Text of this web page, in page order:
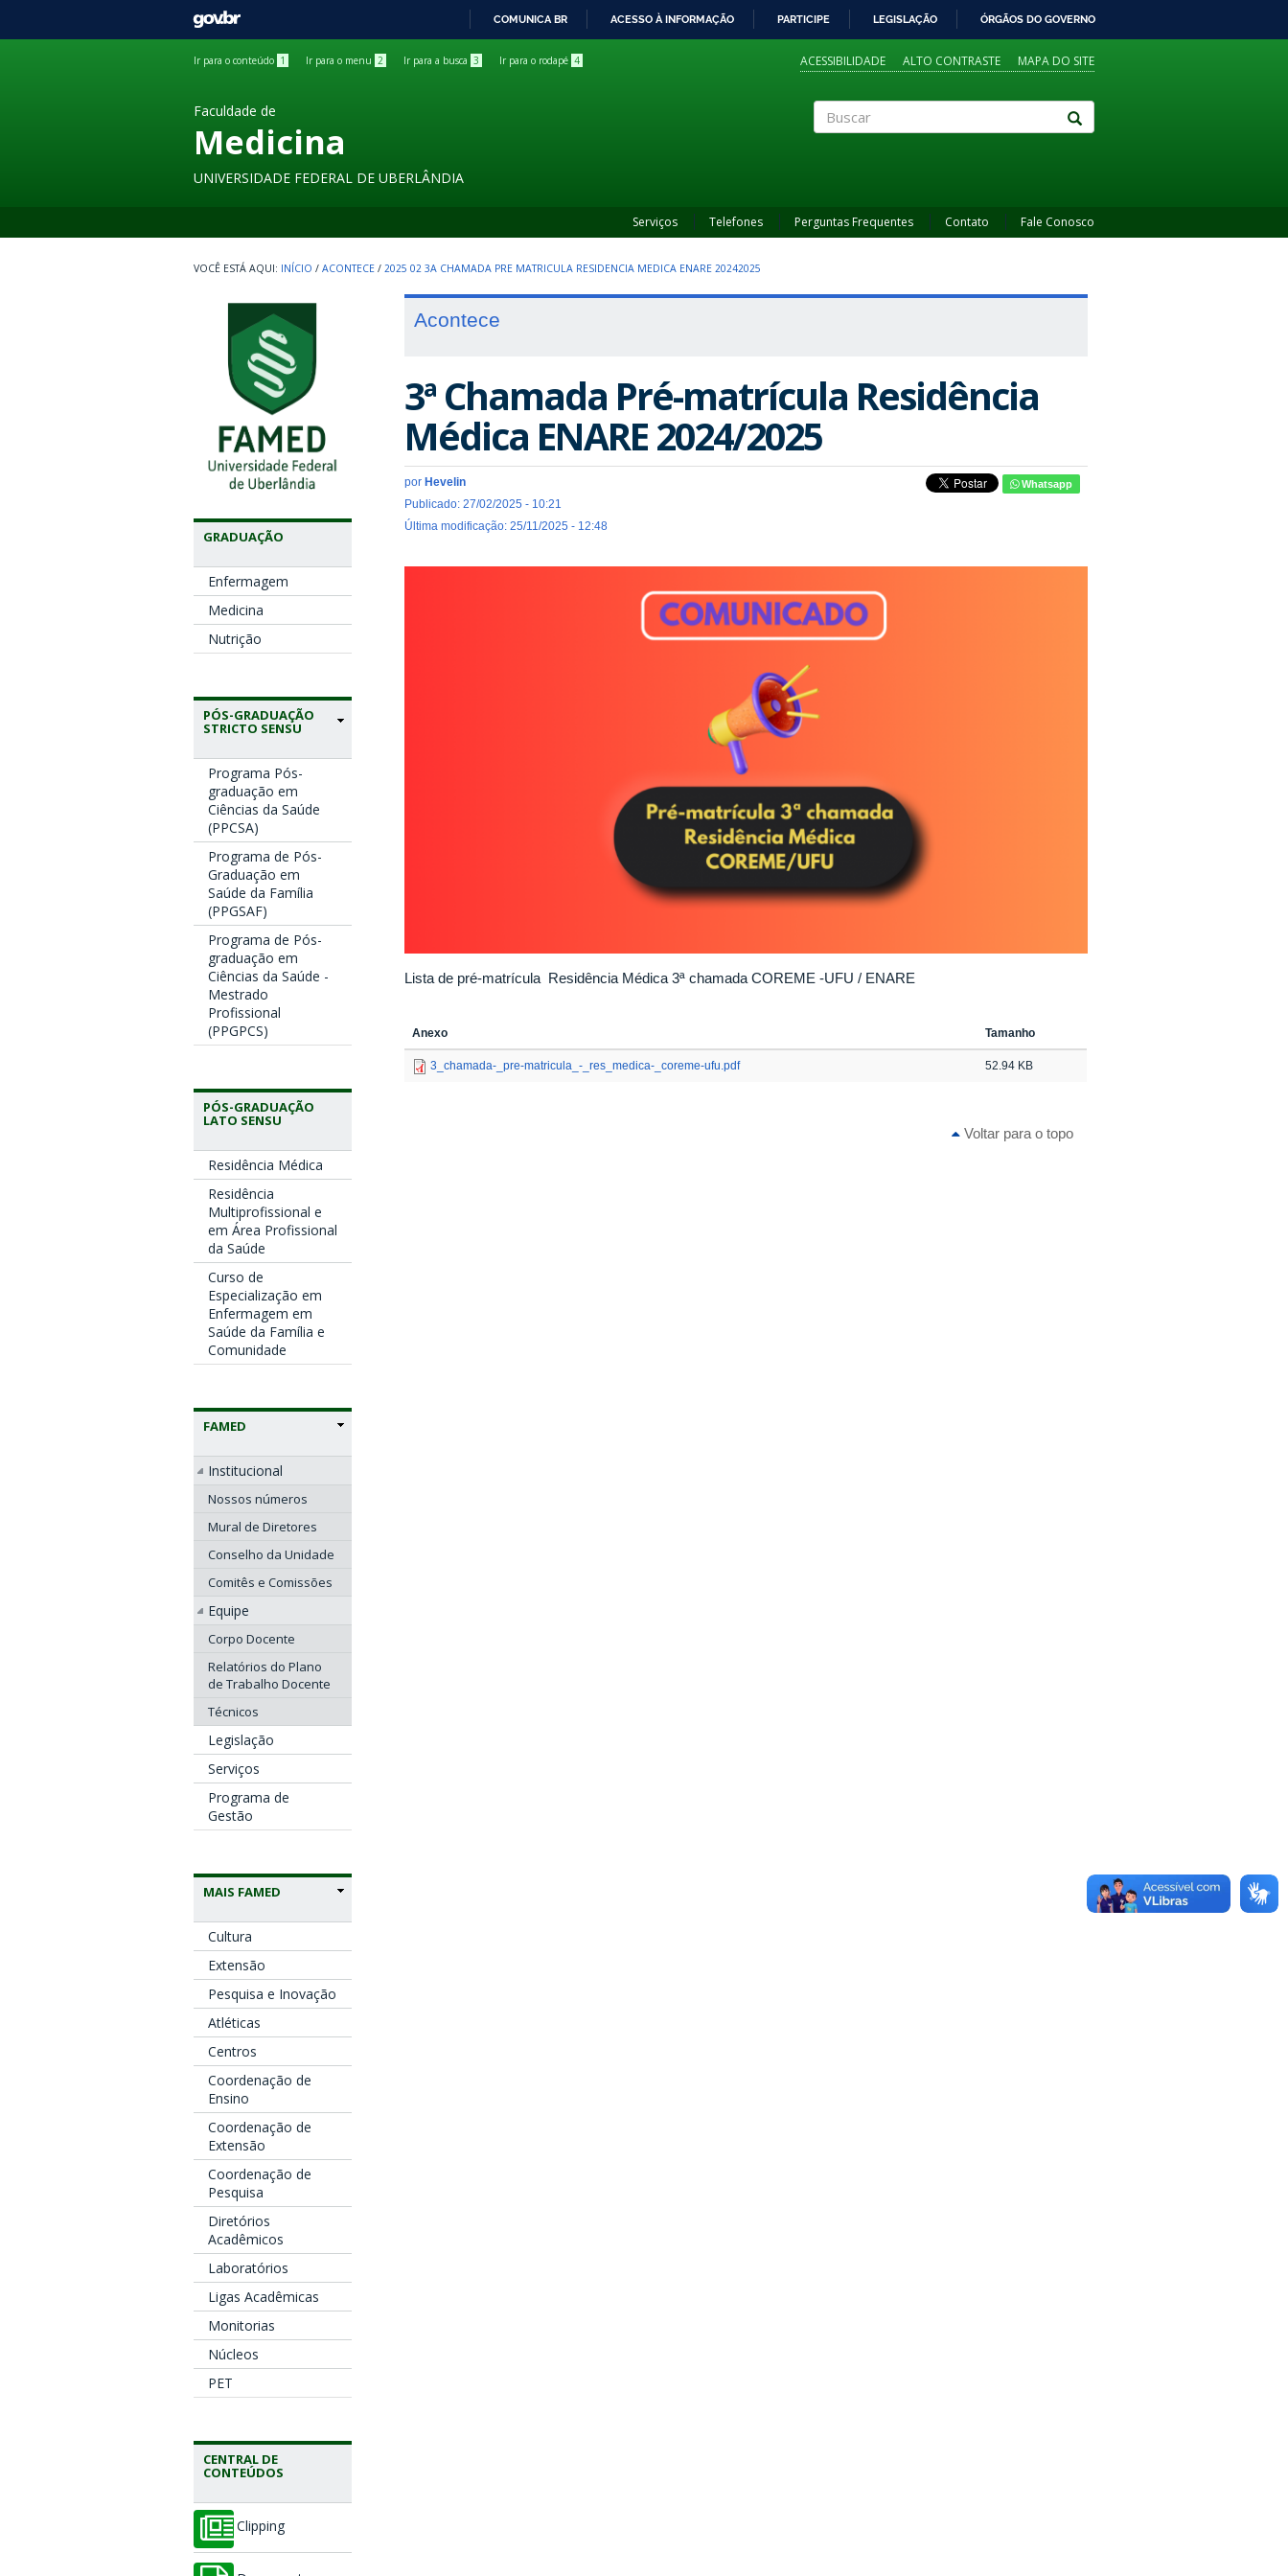
GOVBR
COMUNICA BR ACESSO À INFORMAÇÃO PARTICIPE LEGISLAÇÃO ÓRGÃOS DO GOVERNO
Ir para o conteúdo 1 Ir para o menu 2 Ir para a busca 3 Ir para o rodapé 4 ACESSIBILIDADE ALTO CONTRASTE MAPA DO SITE
Faculdade de
Medicina
UNIVERSIDADE FEDERAL DE UBERLÂNDIA
Serviços Telefones Perguntas Frequentes Contato Fale Conosco
INÍCIO / ACONTECE / 2025 02 3A CHAMADA PRE MATRICULA RESIDENCIA MEDICA ENARE 20242025
GRADUAÇÃO
Enfermagem
Medicina
Nutrição
PÓS-GRADUAÇÃO
STRICTO SENSU
Programa Pós-
graduação em
Ciências da Saúde
(PPCSA)
Programa de Pós-
Graduação em
Saúde da Família
(PPGSAF)
Programa de Pós-
graduação em
Ciências da Saúde -
Mestrado
Profissional
(PPGPCS)
PÓS-GRADUAÇÃO
LATO SENSU
Residência Médica
Residência
Multiprofissional e
em Área Profissional
da Saúde
Curso de
Especialização em
Enfermagem em
Saúde da Família e
Comunidade
FAMED
Institucional
Nossos números
Mural de Diretores
Conselho da Unidade
Comitês e Comissões
Equipe
Corpo Docente
Relatórios do Plano
de Trabalho Docente
Técnicos
Legislação
Serviços
Programa de
Gestão
MAIS FAMED
Cultura
Extensão
Pesquisa e Inovação
Atléticas
Centros
Coordenação de
Ensino
Coordenação de
Extensão
Coordenação de
Pesquisa
Diretórios
Acadêmicos
Laboratórios
Ligas Acadêmicas
Monitorias
Núcleos
PET
CENTRAL DE
CONTEÚDOS
Clipping
Acontece
3ª Chamada Pré-matrícula Residência
Médica ENARE 2024/2025
por Hevelin
Publicado: 27/02/2025 - 10:21
Última modificação: 25/11/2025 - 12:48
Whatsapp
Lista de pré-matrícula Residência Médica 3ª chamada COREME -UFU / ENARE
Anexo Tamanho
3_chamada-_pre-matricula_-_res_medica-_coreme-ufu.pdf 52.94 KB
Voltar para o topo